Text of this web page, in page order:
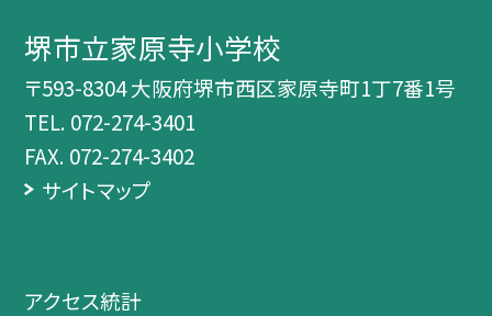
堺市立家原寺小学校
〒593-8304 大阪府堺市西区家原寺町1丁7番1号
TEL. 072-274-3401
FAX. 072-274-3402
サイトマップ
アクセス統計